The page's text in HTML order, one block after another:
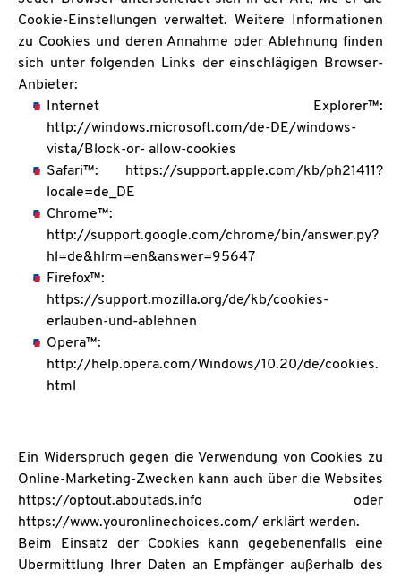
Cookie-Einstellungen verwaltet. Weitere Informationen
zu Cookies und deren Annahme oder Ablehnung finden
sich unter folgenden Links der einschlägigen Browser-
Anbieter:
Internet Explorer™:
http://windows.microsoft.com/de-DE/windows-
vista/Block-or- allow-cookies
Safari™: https://support.apple.com/kb/ph21411?
locale=de_DE
Chrome™:
http://support.google.com/chrome/bin/answer.py?
hl=de&hlrm=en&answer=95647
Firefox™:
https://support.mozilla.org/de/kb/cookies-
erlauben-und-ablehnen
Opera™:
http://help.opera.com/Windows/10.20/de/cookies.
html
Ein Widerspruch gegen die Verwendung von Cookies zu
Online-Marketing-Zwecken kann auch über die Websites
https://optout.aboutads.info oder
https://www.youronlinechoices.com/ erklärt werden.
Beim Einsatz der Cookies kann gegebenenfalls eine
Übermittlung Ihrer Daten an Empfänger außerhalb des